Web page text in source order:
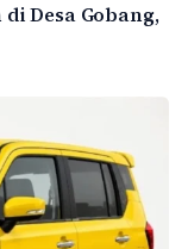
Desa Gobang,